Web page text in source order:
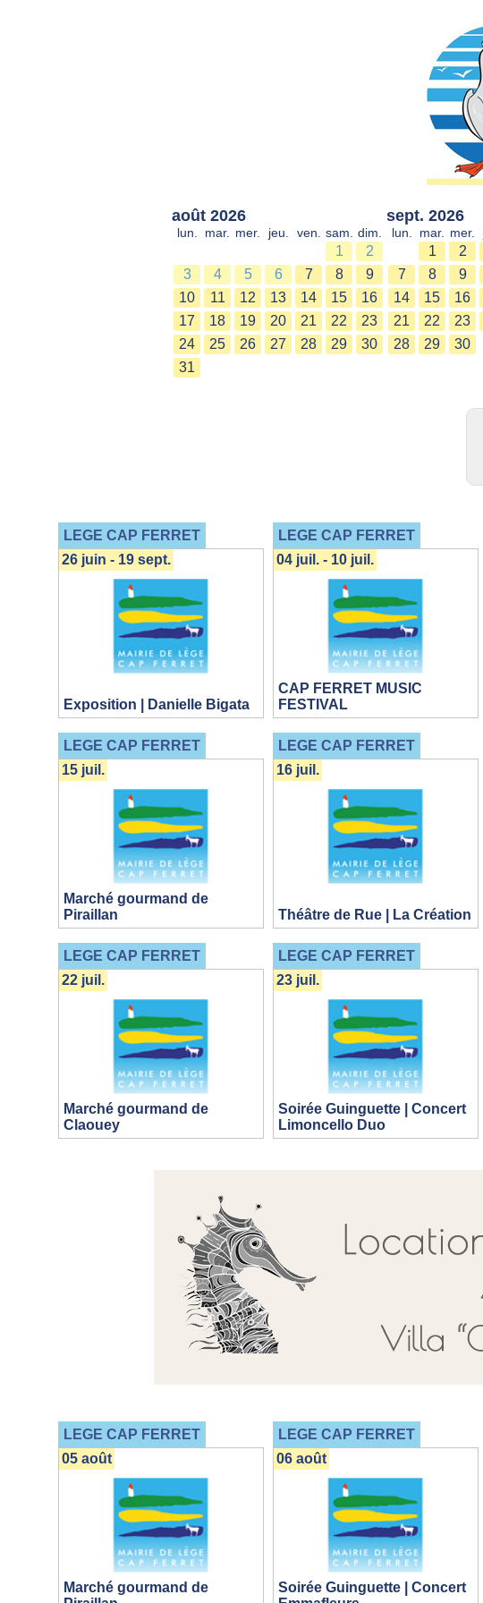
août 2026
lun. mar. mer. jeu. ven. sam. dim.
1
2
3
4 5 6 7 8
9
10
11 12 13 14 15
16
17
18 19 20 21 22
23
24
25 26 27 28 29
30
31
sept. 2026
lun. mar. mer.
1 2
7
8 9
14
15 16
21
22 23
28
29 30
LEGE CAP FERRET
Exposition | Danielle Bigata
26 juin - 19 sept.
LEGE CAP FERRET
CAP FERRET MUSIC
FESTIVAL
04 juil. - 10 juil.
LEGE CAP FERRET
Marché gourmand de
Piraillan
15 juil.
LEGE CAP FERRET
Théâtre de Rue | La Création
16 juil.
LEGE CAP FERRET
Marché gourmand de
Claouey
22 juil.
LEGE CAP FERRET
Soirée Guinguette | Concert
Limoncello Duo
23 juil.
LEGE CAP FERRET
Marché gourmand de
05 août
LEGE CAP FERRET
Soirée Guinguette | Concert
06 août